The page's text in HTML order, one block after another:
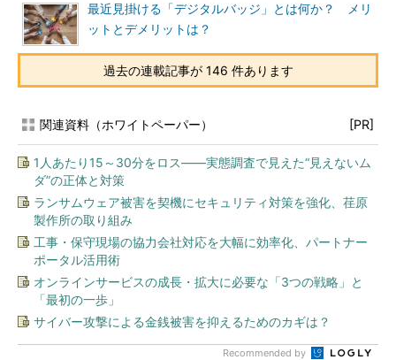
最近見掛ける「デジタルバッジ」とは何か？ メリ
ットとデメリットは？
過去の連載記事が 146 件あります
関連資料（ホワイトペーパー） [PR]
1人あたり15～30分をロス――実態調査で見えた“見えないム
ダ”の正体と対策
ランサムウェア被害を契機にセキュリティ対策を強化、荏原
製作所の取り組み
工事・保守現場の協力会社対応を大幅に効率化、パートナー
ポータル活用術
オンラインサービスの成長・拡大に必要な「3つの戦略」と
「最初の一歩」
サイバー攻撃による金銭被害を抑えるためのカギは？
Recommended by